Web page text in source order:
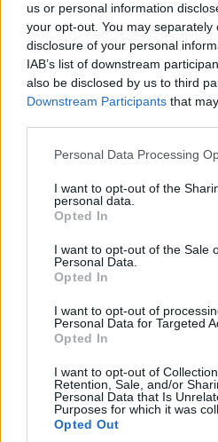
us or personal information
your opt-out. You may
disclosure of your personal
IAB’s list of downstream
also be disclosed by us to third
Downstream Participants that
Please note that this website/app
not limited to your visit or usage
grant or deny consent to Google
use your data for below specified
consent section.
Personal Data Processing
I want to opt-out of the
personal data.
Opted In
I want to opt-out of the Sale
Personal Data.
Opted In
I want to opt-out of
Personal Data for Targeted
Opted In
I want to opt-out of
Retention, Sale, and/or
Personal Data that Is
Purposes for which it was
Opted Out